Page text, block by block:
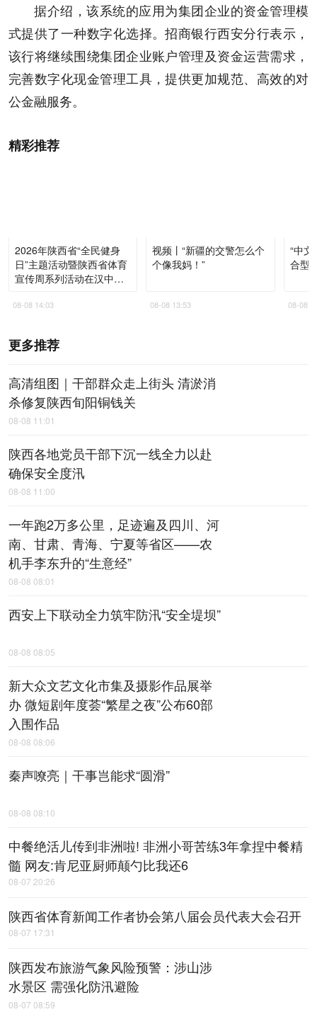
据介绍，该系统的应用为集团企业的资金管理模
式提供了一种数字化选择。招商银行西安分行表示，
该行将继续围绕集团企业账户管理及资金运营需求，
完善数字化现金管理工具，提供更加规范、高效的对
公金融服务。
精彩推荐
2026年陕西省“全民健身
日”主题活动暨陕西省体育
宣传周系列活动在汉中启
08-08 14:03
视频丨“新疆的交警怎么个
个像我妈！”
08-08 13:53
“中
合型
08-08
更多推荐
高清组图｜干部群众走上街头 清淤消
杀修复陕西旬阳铜钱关
08-08 11:01
陕西各地党员干部下沉一线全力以赴
确保安全度汛
08-08 11:00
一年跑2万多公里，足迹遍及四川、河
南、甘肃、青海、宁夏等省区——农
机手李东升的“生意经”
08-08 08:01
西安上下联动全力筑牢防汛“安全堤坝”
08-08 08:05
新大众文艺文化市集及摄影作品展举
办 微短剧年度荟“繁星之夜”公布60部
入围作品
08-08 08:06
秦声嘹亮｜干事岂能求“圆滑”
08-08 08:10
中餐绝活儿传到非洲啦! 非洲小哥苦练3年拿捏中餐精
髓 网友:肯尼亚厨师颠勺比我还6
08-07 20:26
陕西省体育新闻工作者协会第八届会员代表大会召开
08-07 17:31
陕西发布旅游气象风险预警：涉山涉
水景区 需强化防汛避险
08-07 08:59